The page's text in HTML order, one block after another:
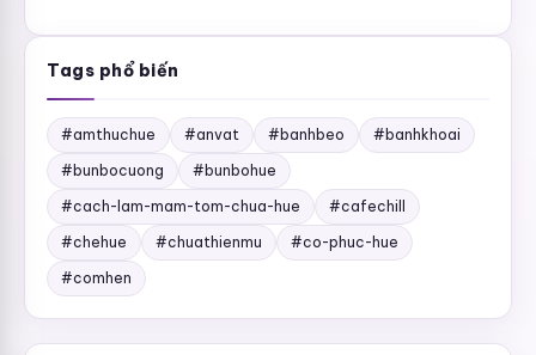
Tags phổ biến
#amthuchue #anvat #banhbeo
#banhkhoai
#bunbocuong
#bunbohue
#cach-lam-mam-tom-chua-hue
#cafechill
#chehue
#chuathienmu
#co-phuc-hue
#comhen